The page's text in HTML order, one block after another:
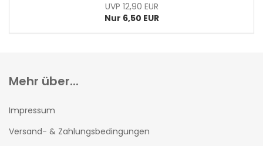
UVP 12,90 EUR
Nur 6,50 EUR
Mehr über...
Impressum
Versand- & Zahlungsbedingungen